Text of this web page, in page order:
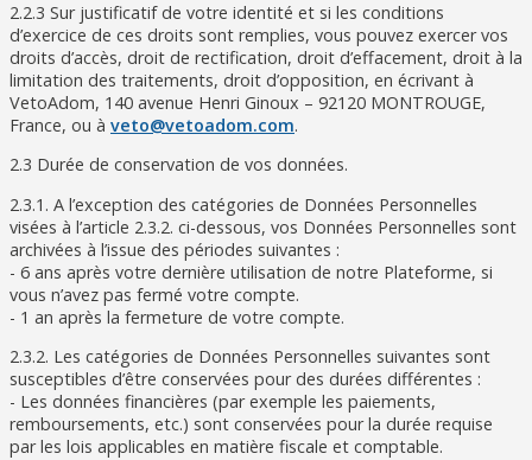
2.2.3 Sur justificatif de votre identité et si les conditions
d’exercice de ces droits sont remplies, vous pouvez exercer vos
droits d’accès, droit de rectification, droit d’effacement, droit à la
limitation des traitements, droit d’opposition, en écrivant à
VetoAdom, 140 avenue Henri Ginoux – 92120 MONTROUGE,
France, ou à veto@vetoadom.com.
2.3 Durée de conservation de vos données.
2.3.1. A l’exception des catégories de Données Personnelles
visées à l’article 2.3.2. ci-dessous, vos Données Personnelles sont
archivées à l’issue des périodes suivantes :
- 6 ans après votre dernière utilisation de notre Plateforme, si
vous n’avez pas fermé votre compte.
- 1 an après la fermeture de votre compte.
2.3.2. Les catégories de Données Personnelles suivantes sont
susceptibles d’être conservées pour des durées différentes :
- Les données financières (par exemple les paiements,
remboursements, etc.) sont conservées pour la durée requise
par les lois applicables en matière fiscale et comptable.